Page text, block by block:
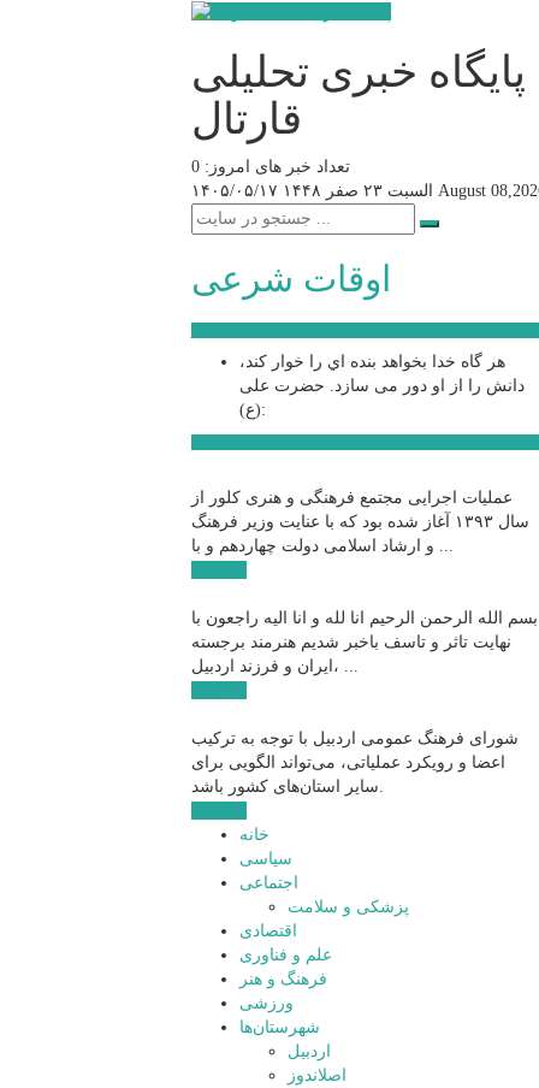
پایگاه خبری تحلیلی
قارتال
تعداد خبر های امروز: 0
۱۴۰۵/۰۵/۱۷
السبت ۲۳ صفر ۱۴۴۸ August
اوقات شرعی
هر گاه خدا بخواهد بنده اي را خوار كند،
دانش را از او دور می سازد.
حضرت علی
(ع):
عملیات اجرایی مجتمع فرهنگی و هنری کلور از
سال ۱۳۹۳ آغاز شده بود که با عنایت وزیر فرهنگ
بسم الله الرحمن الرحیم انا لله و انا الیه راجعون با
نهایت تاثر و تاسف باخبر شدیم هنرمند برجسته
ایران و فرزند اردبیل، ...
شورای فرهنگ عمومی اردبیل با توجه به ترکیب
اعضا و رویکرد عملیاتی، می‌تواند الگویی برای
خانه
سیاسی
اجتماعی
پزشکی و سلامت
اقتصادی
علم و فناوری
فرهنگ و هنر
ورزشی
شهرستان‌ها
اردبیل
اصلاندوز